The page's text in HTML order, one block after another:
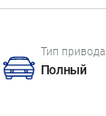
Тип привода
Полный